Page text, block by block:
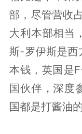
部，尽管营收
大利本部相当
斯-罗伊斯是西
本钱，英国是
国伙伴，深度
国都是打酱油